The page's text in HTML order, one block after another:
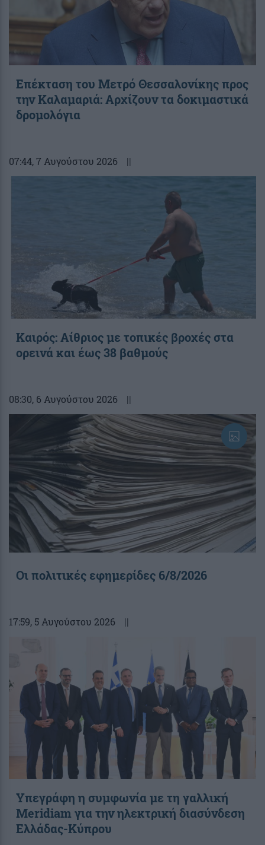
Επέκταση του Μετρό Θεσσαλονίκης προς
την Καλαμαριά: Αρχίζουν τα δοκιμαστικά
δρομολόγια
07:44, 7 Αυγούστου 2026 ||
Καιρός: Αίθριος με τοπικές βροχές στα
ορεινά και έως 38 βαθμούς
08:30, 6 Αυγούστου 2026 ||
Οι πολιτικές εφημερίδες 6/8/2026
17:59, 5 Αυγούστου 2026 ||
Υπεγράφη η συμφωνία με τη γαλλική
Meridiam για την ηλεκτρική διασύνδεση
Ελλάδας-Κύπρου